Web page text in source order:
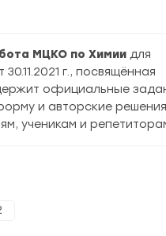
МЦКО по Химии для
30.11.2021 г., посвящённая
официальные
и авторские
ученикам и